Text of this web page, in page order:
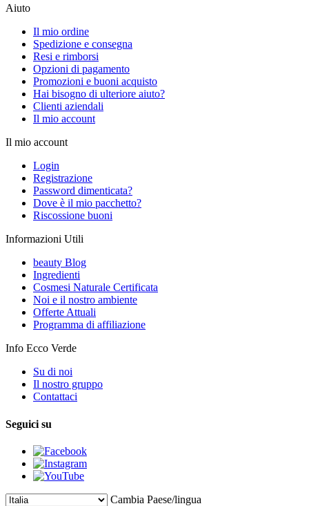
Aiuto
Il mio ordine
Spedizione e consegna
Resi e rimborsi
Opzioni di pagamento
Promozioni e buoni acquisto
Hai bisogno di ulteriore aiuto?
Clienti aziendali
Il mio account
Il mio account
Login
Registrazione
Password dimenticata?
Dove è il mio pacchetto?
Riscossione buoni
Informazioni Utili
beauty Blog
Ingredienti
Cosmesi Naturale Certificata
Noi e il nostro ambiente
Offerte Attuali
Programma di affiliazione
Info Ecco Verde
Su di noi
Il nostro gruppo
Contattaci
Seguici su
Cambia Paese/lingua